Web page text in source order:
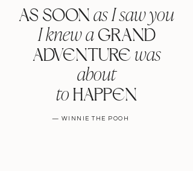
AS SOONas I saw you
I knew aGRAND
ADVENTUREwas
about
toHAPPEN
— WINNIE THE POOH